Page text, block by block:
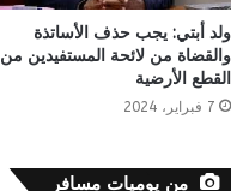
ولد أبتي: يجب حذف الأساتذة
والقضاة من لائحة المستفيدين من
القطع الأرضية
7 فبراير، 2024
من يوميات مسافر